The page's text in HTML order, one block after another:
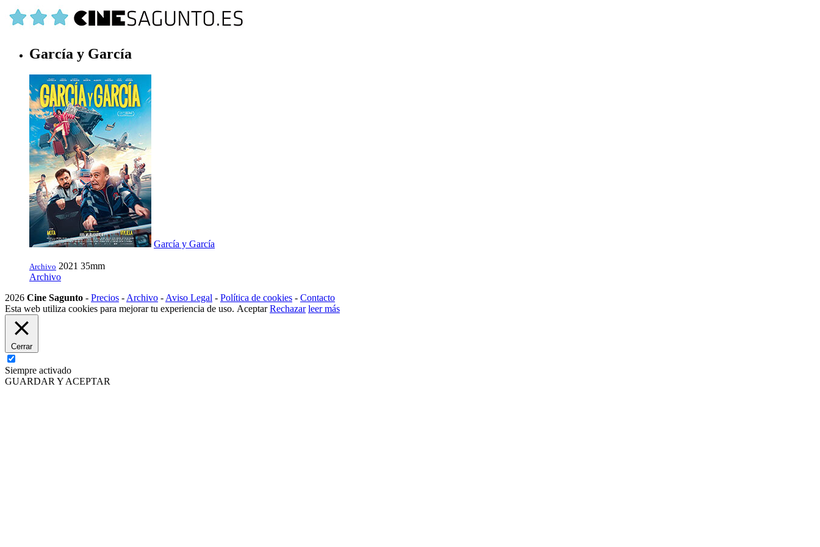
García y García
García y García
Archivo 2021 35mm
Archivo
2026 Cine Sagunto - Precios - Archivo - Aviso Legal - Política de cookies - Contacto
Esta web utiliza cookies para mejorar tu experiencia de uso. Aceptar Rechazar leer más
Cerrar
Siempre activado
GUARDAR Y ACEPTAR